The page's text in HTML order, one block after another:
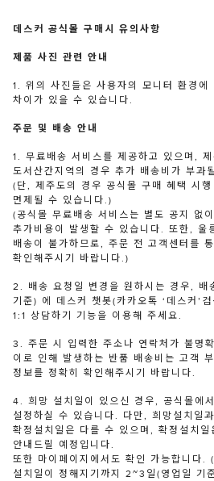
데스커 공식몰 구매시 유의사항
제품 사진 관련 안내
1. 위의 사진들은 사용자의 모니터 환경에
차이가 있을 수 있습니다.
주문 및 배송 안내
1. 무료배송 서비스를 제공하고 있으며,
도서산간지역의 경우 추가 배송비가 부과
(단, 제주도의 경우 공식몰 구매 혜택 시
면제될 수 있습니다.)
(공식몰 무료배송 서비스는 별도 공지 없
추가비용이 발생할 수 있습니다. 또한, 울
배송이 불가하므로, 주문 전 고객센터를
확인해주시기 바랍니다.)
2. 배송 요청일 변경을 원하시는 경우, 배
기준) 에 데스커 챗봇(카카오톡 ‘데스커’
1:1 상담하기 기능을 이용해 주세요.
3. 주문 시 입력한 주소나 연락처가 불명
이로 인해 발생하는 반품 배송비는 고객
정보를 정확히 확인해주시기 바랍니다.
4. 희망 설치일이 있으신 경우, 공식몰에
설정하실 수 있습니다. 다만, 희망설치일
확정설치일은 다를 수 있으며, 확정설치일
안내드릴 예정입니다.
또한 마이페이지에서도 확인 가능합니다.
설치일이 정해지기까지 2~3일(영업일 기